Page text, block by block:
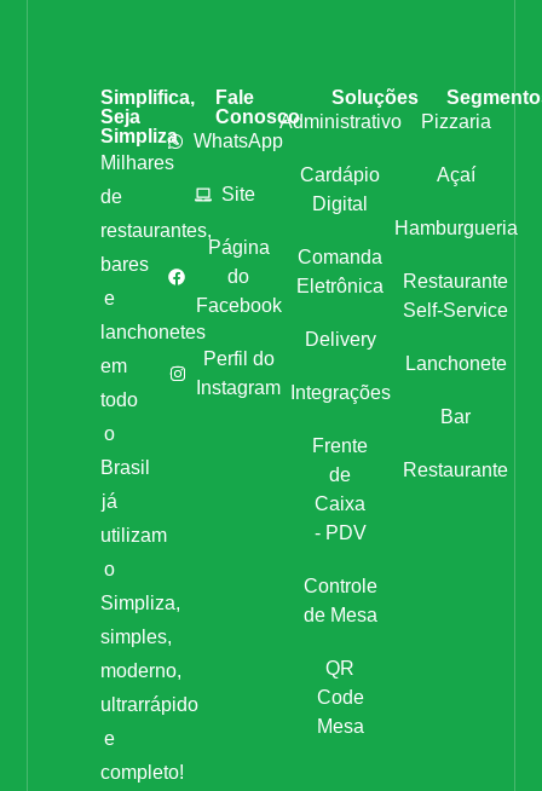
Simplifica,
Seja
Simpliza
Milhares
de
restaurantes,
bares
e
lanchonetes
em
todo
o
Brasil
já
utilizam
o
Simpliza,
simples,
moderno,
ultrarrápido
e
completo!
Fale
Conosco
WhatsApp
Site
Página
do
Facebook
Perfil do
Instagram
Soluções
Administrativo
Cardápio
Digital
Comanda
Eletrônica
Delivery
Integrações
Frente
de
Caixa
- PDV
Controle
de Mesa
QR
Code
Mesa
Pizzaria
Açaí
Hamburgueria
Restaurante
Self-Service
Lanchonete
Bar
Restaurante